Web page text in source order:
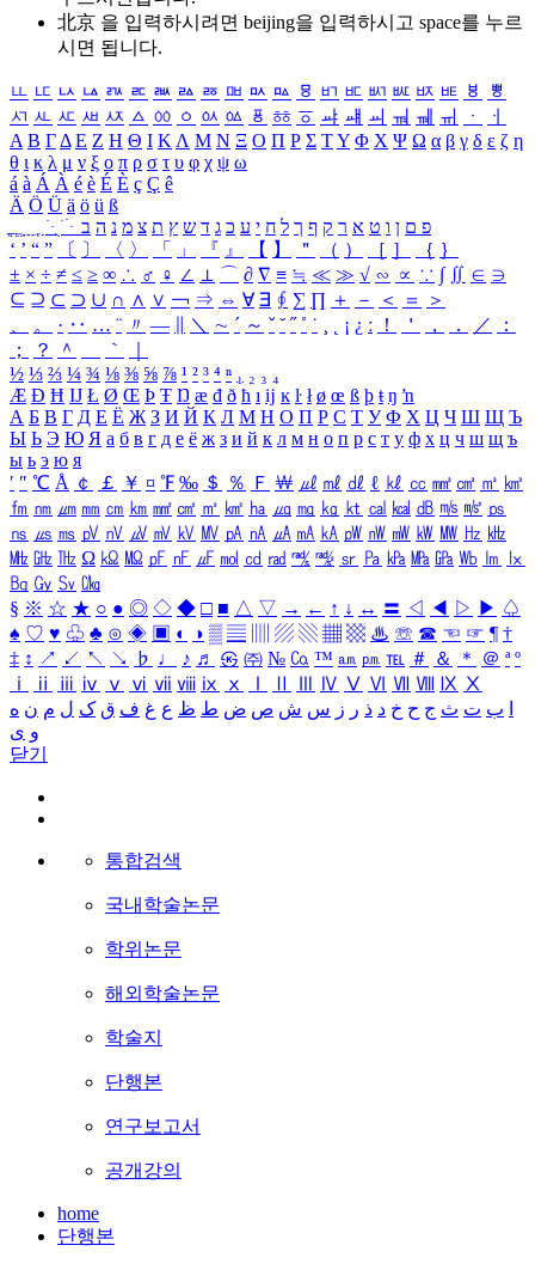
北京 을 입력하시려면 beijing을 입력하시고 space를 누르
시면 됩니다.
ㅥ ㅦ ㅧ ㅨ ㅩ ㅪ ㅫ ㅬ ㅭ ㅮ ㅯ ㅰ ㅱ ㅲ ㅳ ㅴ ㅵ ㅶ ㅷ ㅸ
ㅹ
ㅺ ㅻ ㅼ ㅽ ㅾ ㅿ ㆀ ㆁ ㆂ ㆃ ㆄ ㆅ ㆆ ㆇ ㆈ ㆉ ㆊ ㆋ ㆌ ㆍ
ㆎ
Α Β ΓΔ Ε Ζ Η Θ Ι ΚΛ Μ Ν Ξ Ο Π Ρ Σ ΤΥ Φ Χ Ψ Ω α β γ δ ε ζ η
θ ι κ λ μ ν ξ ο π ρ σ τ υ φ χ ψ ω
á à Á À é è É È ç Ç ê
Ä Ö Ü ä ö ü ß
ִֶֹ ֻּ ׁׂ פ ם ן ו ט א ר ק ף ך ל ח י ע כ ג ד ש ץ ת צ מ נ ה ב
‘ ’ “ ” 〔 〕 〈 〉 「 」 『 』 【 】 ＂ （ ） ［ ］ ｛ ｝
± × ÷ ≠ ≤ ≥ ∞ ∴ ♂ ♀ ∠ ⊥ ⌒ ∂ ∇ ≡ ≒ ≪ ≫ √ ∽ ∝ ∵ ∫ ∬ ∈ ∋
⊆ ⊇ ⊂ ⊃ ∪ ∩ ∧ ∨ ￢ ⇒ ⇔ ∀ ∃ ∮ ∑ ∏ ＋ － ＜ ＝
＞
、
。 · ‥ … ¨ 〃 ― ＼ ∼ ´ ～ ˇ ˘ ˝ ˚ ˙ ¸ ¡ ¿ ː ！ ＇ ， ． ／
：
；
？ ＾ ｀
½ ⅓ ⅔ ¼ ¾ ⅛ ⅜ ⅝ ⅞ ¹ ² ³ ⁴ ⁿ ₁ ₂ ₃ ₄
Æ Ð Ħ Ĳ Ł Ø Œ Þ Ŧ Ŋ æ đ ð ħ ı ĳ ĸ ŀ ł ø œ ß þ ŧ ŋ ŉ
А Б В Г Д Е Ё Ж З И Й К Л М Н О П Р С Т У Ф Х Ц Ч Ш Щ Ъ
Ы Ь Э Ю Я а б в г д е ё ж з и й к л м н о п р с т у ф х ц ч ш щ ъ
ы ь э ю я
′ ″ ℃ Å ￠ ￡ ￥ ¤ ℉ ‰ ＄ ％ Ｆ ￦ ㎕ ㎖ ㎗ ℓ ㎘ ㏄ ㎣ ㎤ ㎥ ㎦
㎙ ㎚ ㎛ ㎜ ㎝ ㎞ ㎟ ㎠ ㎡ ㎢ ㏊ ㎍ ㎎ ㎏ ㏏ ㎈ ㎉ ㏈ ㎧ ㎨ ㎰
㎱ ㎲ ㎳ ㎴ ㎵ ㎶ ㎷ ㎸ ㎹ ㎀ ㎁ ㎂ ㎃ ㎄ ㎺ ㎻ ㎽ ㎾ ㎿ ㎐ ㎑
㎒ ㎓ ㎔ Ω ㏀ ㏁ ㎊ ㎋ ㎌ ㏖ ㏅ ㎭ ㎮ ㎯ ㏛ ㎩ ㎪ ㎫ ㎬ ㏝ ㏐
㏓
㏃ ㏉ ㏜ ㏆
§ ※ ☆ ★ ○ ● ◎ ◇ ◆ □ ■ △ ▽ → ← ↑ ↓ ↔ 〓 ◁ ◀ ▷ ▶ ♤
♠ ♡ ♥ ♧ ♣ ⊙ ◈ ▣ ◐ ◑ ▒ ▤ ▨ ▧ ▦ ▩ ♨ ☏ ☎ ☜ ☞ ¶ †
‡ ↕ ↗ ↙ ↖ ↘ ♭ ♩ ♪ ♬ ㉿ ㈜ № ㏇ ™ ㏂ ㏘ ℡ ＃ ＆ ＊ ＠ ª º
ⅰ
ⅱ ⅲ ⅳ ⅴ ⅵ ⅶ ⅷ ⅸ ⅹ Ⅳ Ⅴ Ⅵ Ⅶ Ⅷ Ⅸ Ⅹ
ب ت ث ج ح خ د ذ ر ز س ش ص ض ط ظ ع غ ف ق ک ل م ن ه
و ی
닫기
통합검색
국내학술논문
학위논문
해외학술논문
학술지
단행본
연구보고서
공개강의
home
단행본